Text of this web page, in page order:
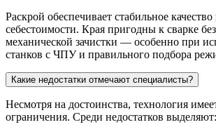
Раскрой обеспечивает стабильное
себестоимости. Края пригодны к сварке
механической зачистки — особенно при
станков с ЧПУ и правильного подбора
Какие недостатки отмечают специалисты?
Несмотря на достоинства, технология
ограничения. Среди недостатков выделяют: